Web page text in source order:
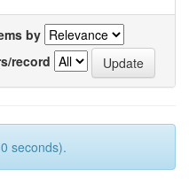
by
record
seconds).